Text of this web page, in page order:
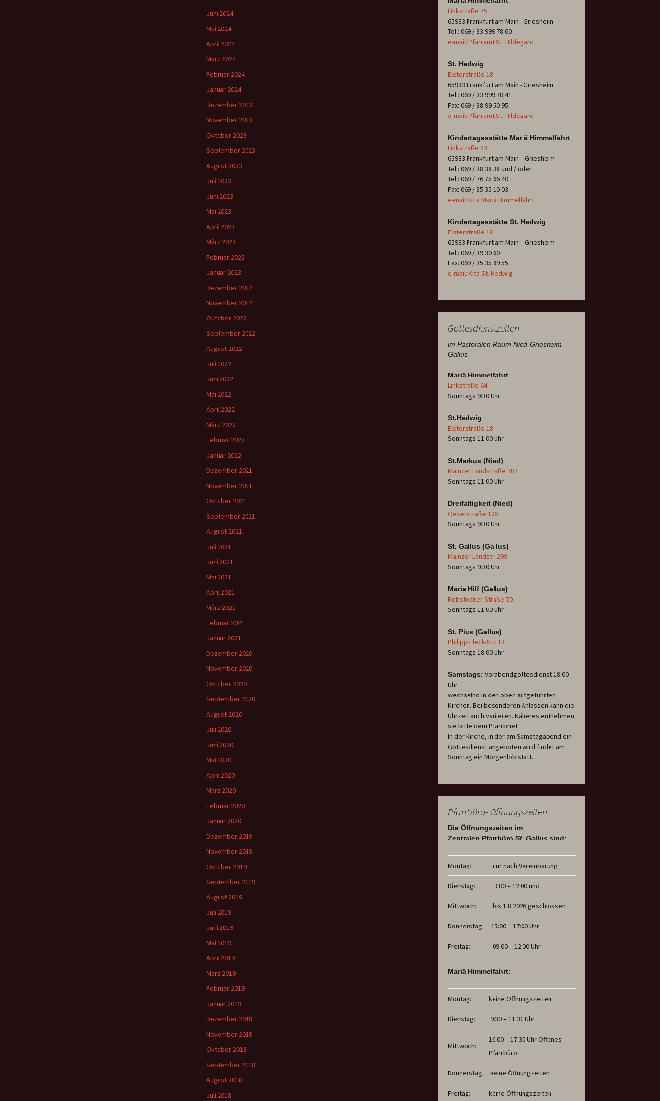
Linkstraße 45
65933 Frankfurt am Main - Griesheim
Tel.: 069 / 33 999 78 60
e-mail: Pfarramt St. Hildegard
St. Hedwig
Elsterstraße 18
65933 Frankfurt am Main - Griesheim
Tel.: 069 / 33 999 78 41
Fax: 069 / 38 99 50 95
e-mail: Pfarramt St. Hildegard
Kindertagesstätte Mariä Himmelfahrt
Linkstraße 43
65933 Frankfurt am Main – Griesheim
Tel.: 069 / 38 38 38 und / oder
Tel.: 069 / 76 75 66 40
Fax: 069 / 35 35 10 03.
e-mail: Kita Mariä Himmelfahrt
Kindertagesstätte St. Hedwig
Elsterstraße 16
65933 Frankfurt am Main – Griesheim
Tel.: 069 / 39 30 60
Fax: 069 / 35 35 89 55
e-mail: Kita St. Hedwig
Gottesdienstzeiten
im Pastoralen Raum Nied-Griesheim-
Gallus:
Mariä Himmelfahrt
Linkstraße 64
Sonntags 9:30 Uhr
St.Hedwig
Elsterstraße 18
Sonntags 11:00 Uhr
St.Markus (Nied)
Mainzer Landstraße 787
Sonntags 11:00 Uhr
Dreifaltigkeit (Nied)
Oeserstraße 126
Sonntags 9:30 Uhr
St. Gallus (Gallus)
Mainzer Landstr. 299
Sonntags 9:30 Uhr
Maria Hilf (Gallus)
Rebstöcker Straße 70
Sonntags 11:00 Uhr
St. Pius (Gallus)
Philipp-Fleck-Str. 13
Sonntags 18:00 Uhr
Samstags: Vorabendgottesdienst 18:00
Uhr
wechselnd in den oben aufgeführten
Kirchen. Bei besonderen Anlässen kann die
Uhrzeit auch variieren. Näheres entnehmen
sie bitte dem Pfarrbrief.
In der Kirche, in der am Samstagabend ein
Gottesdienst angeboten wird findet am
Sonntag ein Morgenlob statt.
Pfarrbüro- Öffnungszeiten
Die Öffnungszeiten im
Zentralen Pfarrbüro St. Gallus sind:
Montag: nur nach Vereinbarung
Dienstag: 9:00 – 12:00 und
Mittwoch: bis 1.8.2026 geschlossen
Donnerstag: 15:00 – 17:00 Uhr
Freitag: 09:00 – 12:00 Uhr
Mariä Himmelfahrt:
Montag: keine Öffnungszeiten
Dienstag: 9:30 – 11:30 Uhr
Mittwoch:
16:00 – 17:30 Uhr Offenes
Pfarrbüro
Donnerstag: keine Öffnungzeiten
Freitag: keine Öffnungszeiten
Juni 2024
Mai 2024
April 2024
März 2024
Februar 2024
Januar 2024
Dezember 2023
November 2023
Oktober 2023
September 2023
August 2023
Juli 2023
Juni 2023
Mai 2023
April 2023
März 2023
Februar 2023
Januar 2023
Dezember 2022
November 2022
Oktober 2022
September 2022
August 2022
Juli 2022
Juni 2022
Mai 2022
April 2022
März 2022
Februar 2022
Januar 2022
Dezember 2021
November 2021
Oktober 2021
September 2021
August 2021
Juli 2021
Juni 2021
Mai 2021
April 2021
März 2021
Februar 2021
Januar 2021
Dezember 2020
November 2020
Oktober 2020
September 2020
August 2020
Juli 2020
Juni 2020
Mai 2020
April 2020
März 2020
Februar 2020
Januar 2020
Dezember 2019
November 2019
Oktober 2019
September 2019
August 2019
Juli 2019
Juni 2019
Mai 2019
April 2019
März 2019
Februar 2019
Januar 2019
Dezember 2018
November 2018
Oktober 2018
September 2018
August 2018
Juli 2018